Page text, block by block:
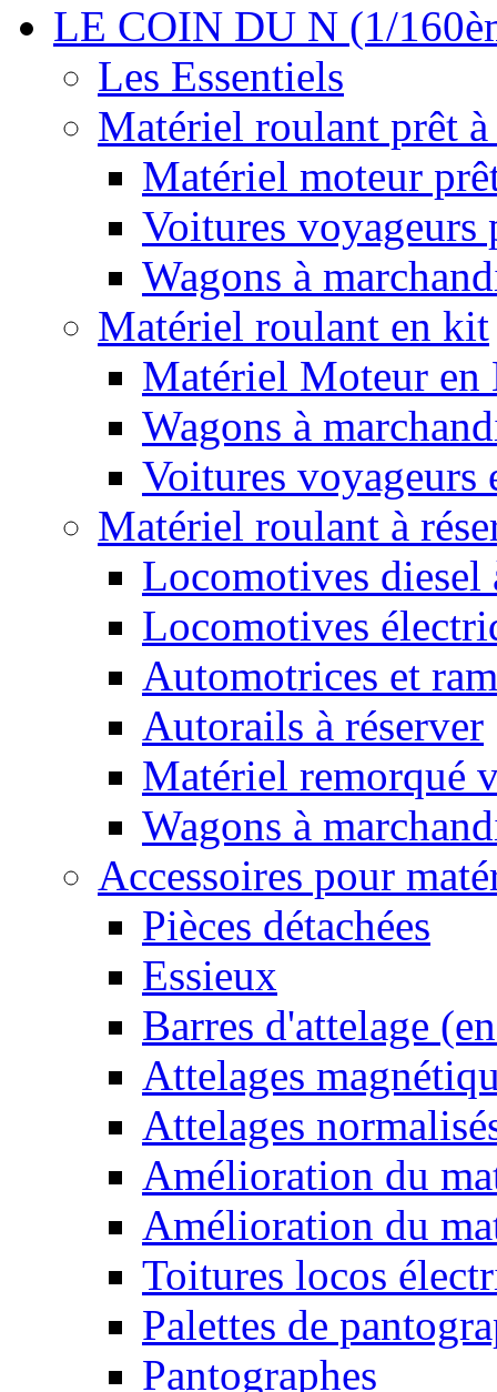
LE COIN DU N (1/
Les Essentiels
Matériel roulant prêt
Matériel moteur
Voitures voyageurs
Wagons à
Matériel roulant en kit
Matériel Moteur
Wagons à
Voitures voyageurs
Matériel roulant à
Locomotives diesel
Locomotives
Automotrices et
Autorails à réserver
Matériel remorqué
Wagons à
Accessoires pour
Pièces détachées
Essieux
Barres d'attelage
Attelages
Attelages
Amélioration du
Amélioration du
Toitures locos
Palettes de
Pantographes